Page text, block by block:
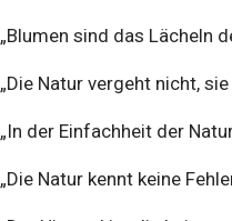
„Blumen sind das Lächeln
„Die Natur vergeht nicht,
„In der Einfachheit der
„Die Natur kennt keine